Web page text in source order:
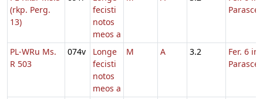
(rkp. Perg.
13)
fecisti
notos
meos a
PL-WRu Ms.
R 503
074v
Longe
fecisti
notos
meos a
M A 3.2
Fer. 6 in